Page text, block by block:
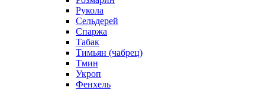
Рукола
Сельдерей
Спаржа
Табак
Тимьян (чабрец)
Тмин
Укроп
Фенхель